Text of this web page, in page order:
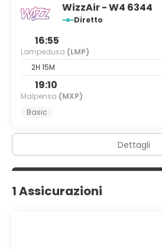
WizzAir - W4 6344
Diretto
16:55
Lampedusa (LMP)
2H 15M
19:10
Malpensa (MXP)
Basic
Dettagli
1 Assicurazioni